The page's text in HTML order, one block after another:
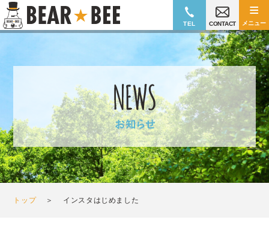
≡
メニュー
TEL CONTACT
トップ＞ インスタはじめました